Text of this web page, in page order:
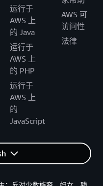
运行于
AWS 上
的 Java
运行于
AWS 上
的 PHP
运行于
AWS 上
的
JavaScript
AWS 可
访问性
法律